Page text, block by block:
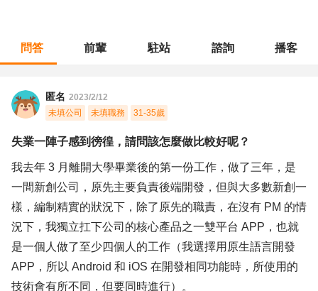
問答 前輩 駐站 諮詢 播客
匿名 2023/2/12
未填公司
未填職務 31-35歲
失業一陣子感到徬徨，請問該怎麼做比較好呢？
我去年 3 月離開大學畢業後的第一份工作，做了三年，是
一間新創公司，原先主要負責後端開發，但與大多數新創一
樣，編制精實的狀況下，除了原先的職責，在沒有 PM 的情
況下，我獨立扛下公司的核心產品之一雙平台 APP，也就
是一個人做了至少四個人的工作（我選擇用原生語言開發
APP，所以 Android 和 iOS 在開發相同功能時，所使用的
技術會有所不同，但要同時進行）。